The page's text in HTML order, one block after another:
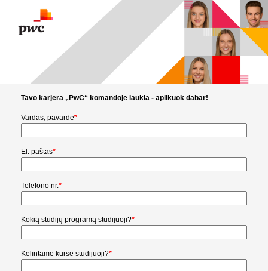
Tavo karjera „PwC“ komandoje laukia - aplikuok dabar!
Vardas, pavardė*
El. paštas*
Telefono nr.*
Kokią studijų programą studijuoji?*
Kelintame kurse studijuoji?*